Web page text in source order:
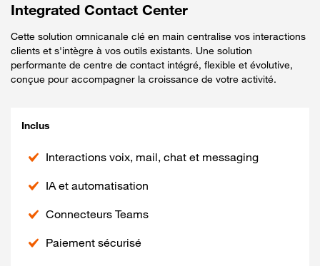
Integrated Contact Center
Cette solution omnicanale clé en main centralise vos interactions
clients et s'intègre à vos outils existants. Une solution
performante de centre de contact intégré, flexible et évolutive,
conçue pour accompagner la croissance de votre activité.
Inclus
Interactions voix, mail, chat et messaging
IA et automatisation
Connecteurs Teams
Paiement sécurisé